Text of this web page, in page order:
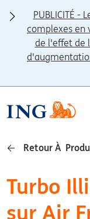
PUBLICITÉ -
complexes en
de l'effet de
Retour À
Turbo
sur Air